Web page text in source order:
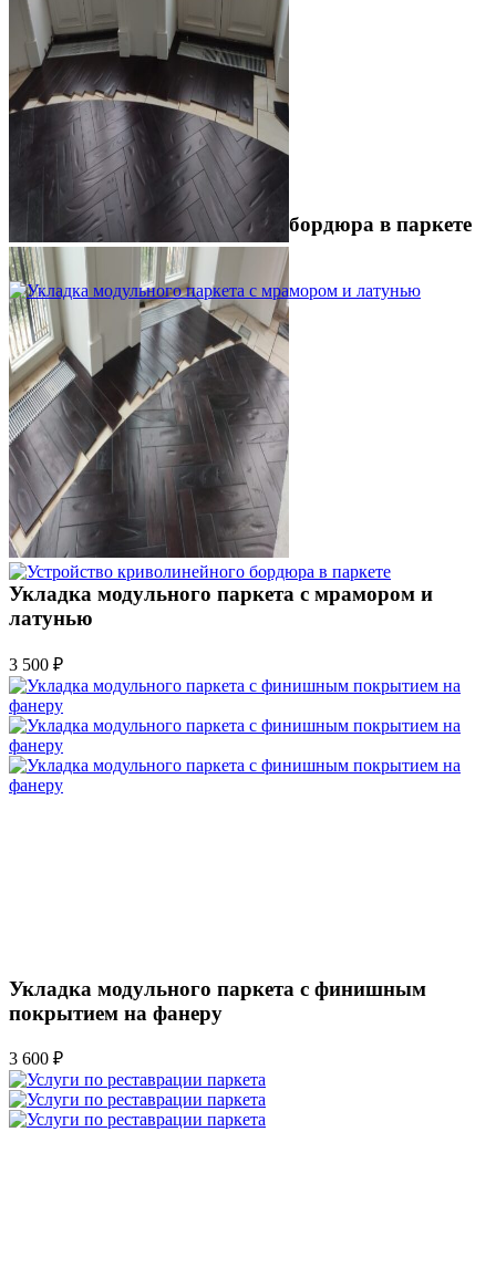
Устройство криволинейного бордюра в паркете
2 500 ₽
Укладка модульного паркета с мрамором и
латунью
3 500 ₽
Укладка модульного паркета с финишным
покрытием на фанеру
3 600 ₽